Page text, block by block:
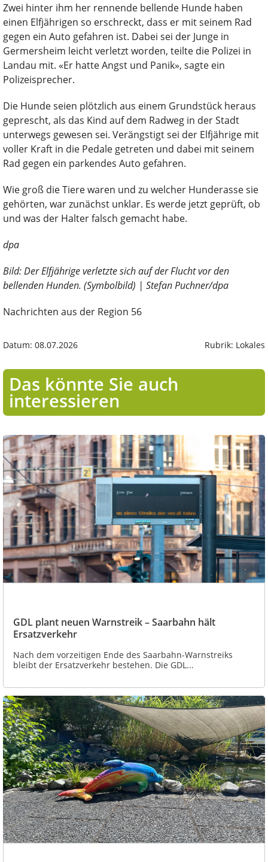
Zwei hinter ihm her rennende bellende Hunde haben
einen Elfjährigen so erschreckt, dass er mit seinem Rad
gegen ein Auto gefahren ist. Dabei sei der Junge in
Germersheim leicht verletzt worden, teilte die Polizei in
Landau mit. «Er hatte Angst und Panik», sagte ein
Polizeisprecher.
Die Hunde seien plötzlich aus einem Grundstück heraus
geprescht, als das Kind auf dem Radweg in der Stadt
unterwegs gewesen sei. Verängstigt sei der Elfjährige mit
voller Kraft in die Pedale getreten und dabei mit seinem
Rad gegen ein parkendes Auto gefahren.
Wie groß die Tiere waren und zu welcher Hunderasse sie
gehörten, war zunächst unklar. Es werde jetzt geprüft, ob
und was der Halter falsch gemacht habe.
dpa
Bild: Der Elfjährige verletzte sich auf der Flucht vor den
bellenden Hunden. (Symbolbild) | Stefan Puchner/dpa
Nachrichten aus der Region 56
Datum: 08.07.2026 Rubrik: Lokales
Das könnte Sie auch
interessieren
GDL plant neuen Warnstreik – Saarbahn hält
Ersatzverkehr
Nach dem vorzeitigen Ende des Saarbahn-Warnstreiks
bleibt der Ersatzverkehr bestehen. Die GDL...